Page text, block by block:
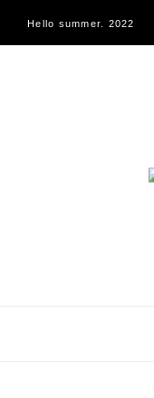
Hello summer. 2022